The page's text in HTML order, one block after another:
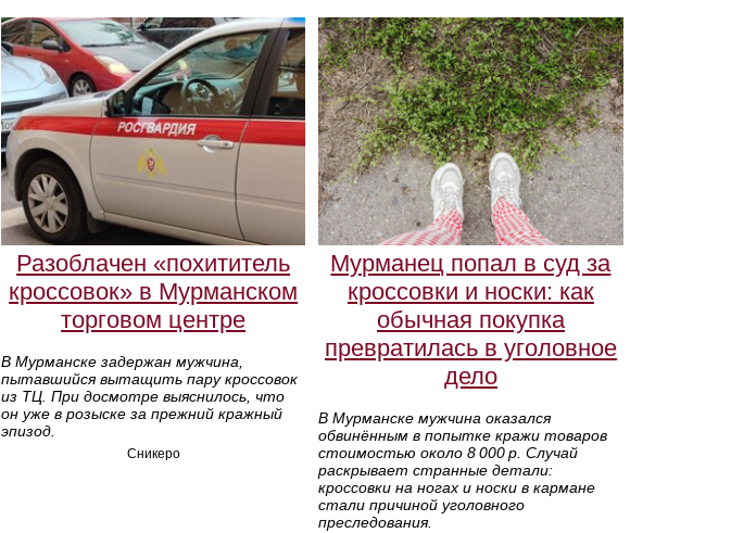
Разоблачен «похититель
кроссовок» в Мурманском
торговом центре
В Мурманске задержан мужчина,
пытавшийся вытащить пару кроссовок
из ТЦ. При досмотре выяснилось, что
он уже в розыске за прежний кражный
эпизод.
Сникеро
Мурманец попал в суд за
кроссовки и носки: как
обычная покупка
превратилась в уголовное
дело
В Мурманске мужчина оказался
обвинённым в попытке кражи товаров
стоимостью около 8 000 р. Случай
раскрывает странные детали:
кроссовки на ногах и носки в кармане
стали причиной уголовного
преследования.